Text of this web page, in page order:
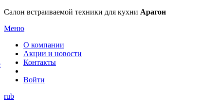
Салон встраиваемой техники для кухни Арагон
Меню
О компании
Акции и новости
Контакты
Войти
rub